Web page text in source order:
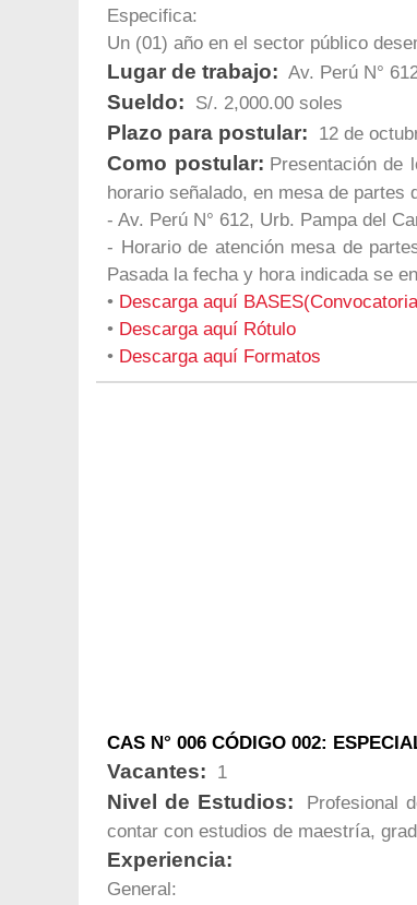
Especifica:
Un (01) año en el sector público
Lugar de trabajo: Av. Perú N°
Sueldo: S/. 2,000.00 soles
Plazo para postular: 12 de
Como postular: Presentación de
horario señalado, en mesa de partes
- Av. Perú N° 612, Urb. Pampa del
- Horario de atención mesa de
Pasada la fecha y hora indicada se
• Descarga aquí
• Descarga aquí Rótulo
• Descarga aquí Formatos
CAS N° 006 CÓDIGO 002:
Vacantes: 1
Nivel de Estudios:
Profesional
contar con estudios de maestría,
Experiencia:
General: